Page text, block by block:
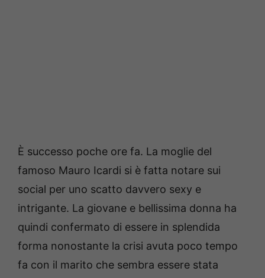
È successo poche ore fa. La moglie del
famoso Mauro Icardi si è fatta notare sui
social per uno scatto davvero sexy e
intrigante. La giovane e bellissima donna ha
quindi confermato di essere in splendida
forma nonostante la crisi avuta poco tempo
fa con il marito che sembra essere stata